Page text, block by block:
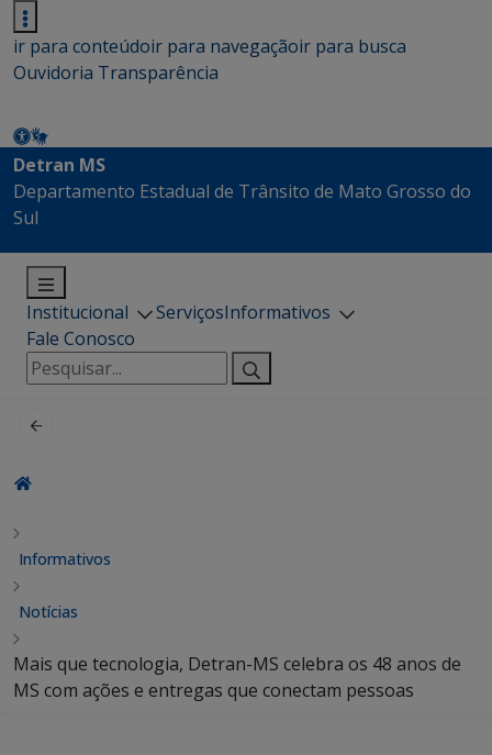
ir para conteúdoir para navegaçãoir para busca
Ouvidoria Transparência
Detran MS
Departamento Estadual de Trânsito de Mato Grosso do
Sul
Institucional ServiçosInformativos
Fale Conosco
Pesquisar
por:
Informativos
Notícias
Mais que tecnologia, Detran-MS celebra os 48 anos de
MS com ações e entregas que conectam pessoas